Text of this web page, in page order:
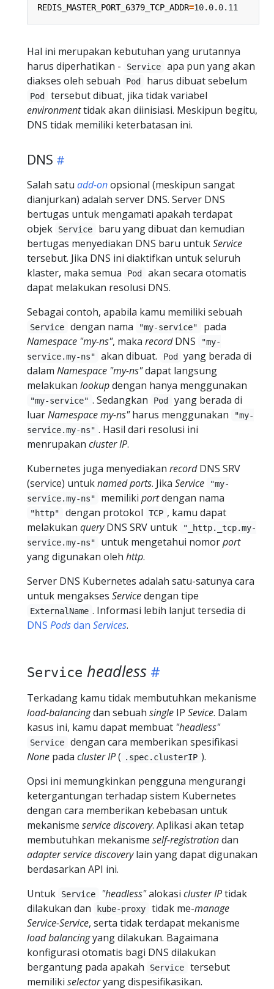
REDIS_MASTER_PORT_6379_TCP_ADDR=
Hal ini merupakan kebutuhan yang urutannya
harus diperhatikan -
Service
apa pun yang akan
diakses oleh sebuah
Pod harus dibuat sebelum
Pod
tersebut dibuat, jika tidak variabel
environmenttidak akan diinisiasi. Meskipun begitu,
DNS tidak memiliki keterbatasan ini.
DNS
Salah satu add-onopsional (meskipun sangat
dianjurkan) adalah server DNS. Server DNS
bertugas untuk mengamati apakah terdapat
objek
Service
baru yang dibuat dan kemudian
bertugas menyediakan DNS baru untukService
tersebut. Jika DNS ini diaktifkan untuk seluruh
klaster, maka semua
Pod
akan secara otomatis
dapat melakukan resolusi DNS.
Sebagai contoh, apabila kamu memiliki sebuah
Service dengan nama "my-service"
pada
Namespace "my-ns", maka recordDNS
"my-
service.my-ns"
akan dibuat. Pod
yang berada di
dalam Namespace "my-ns"dapat langsung
melakukan lookupdengan hanya menggunakan
"my-service" . Sedangkan Pod
yang berada di
luarNamespacemy-ns"harus menggunakan
"my-
service.my-ns" . Hasil dari resolusi ini
menrupakan cluster IP.
Kubernetes juga menyediakan recordDNS SRV
(service) untuknamed ports. Jika Service
"my-
service.my-ns"
memilikiportdengan nama
"http" dengan protokol TCP , kamu dapat
melakukan queryDNS SRV untuk
"_http._tcp.my-
service.my-ns"
untuk mengetahui nomorport
yang digunakan oleh http.
Server DNS Kubernetes adalah satu-satunya cara
untuk mengakses Servicedengan tipe
ExternalName . Informasi lebih lanjut tersedia di
DNS Podsdan Services.
Service headless
Terkadang kamu tidak membutuhkan mekanisme
load-balancingdan sebuah single IP Sevice. Dalam
kasus ini, kamu dapat membuat "headless"
Service
dengan cara memberikan spesifikasi
None pada cluster IP( .spec.clusterIP ).
Opsi ini memungkinkan pengguna mengurangi
ketergantungan terhadap sistem Kubernetes
dengan cara memberikan kebebasan untuk
mekanisme service discovery. Aplikasi akan tetap
membutuhkan mekanisme self-registrationdan
adapter service discoverylain yang dapat digunakan
berdasarkan API ini.
Untuk
Service "headless"alokasi cluster IPtidak
dilakukan dan
kube-proxy tidak me-manage
Service-Service, serta tidak terdapat mekanisme
load balancingyang dilakukan. Bagaimana
konfigurasi otomatis bagi DNS dilakukan
bergantung pada apakah
Service
tersebut
memiliki selectoryang dispesifikasikan.